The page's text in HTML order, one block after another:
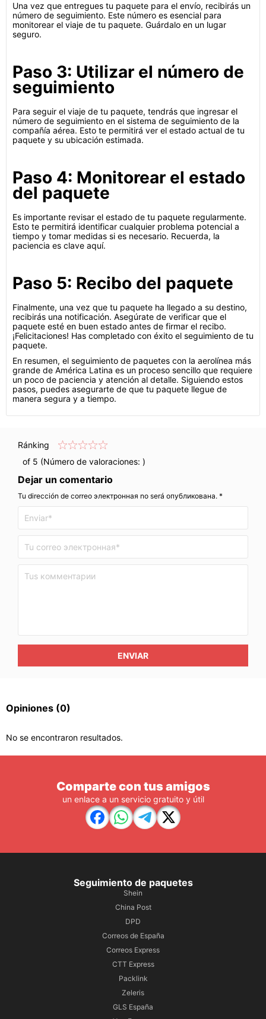
Una vez que entregues tu paquete para el envío, recibirás un
número de seguimiento. Este número es esencial para
monitorear el viaje de tu paquete. Guárdalo en un lugar
seguro.
Paso 3: Utilizar el número de
seguimiento
Para seguir el viaje de tu paquete, tendrás que ingresar el
número de seguimiento en el sistema de seguimiento de la
compañía aérea. Esto te permitirá ver el estado actual de tu
paquete y su ubicación estimada.
Paso 4: Monitorear el estado
del paquete
Es importante revisar el estado de tu paquete regularmente.
Esto te permitirá identificar cualquier problema potencial a
tiempo y tomar medidas si es necesario. Recuerda, la
paciencia es clave aquí.
Paso 5: Recibo del paquete
Finalmente, una vez que tu paquete ha llegado a su destino,
recibirás una notificación. Asegúrate de verificar que el
paquete esté en buen estado antes de firmar el recibo.
¡Felicitaciones! Has completado con éxito el seguimiento de tu
paquete.
En resumen, el seguimiento de paquetes con la aerolínea más
grande de América Latina es un proceso sencillo que requiere
un poco de paciencia y atención al detalle. Siguiendo estos
pasos, puedes asegurarte de que tu paquete llegue de
manera segura y a tiempo.
Ránking
of 5 (Número de valoraciones: )
Dejar un comentario
Tu dirección de correo электронная no será опубликована. *
ENVIAR
Opiniones (0)
No se encontraron resultados.
Comparte con tus amigos
un enlace a un servicio gratuito y útil
Seguimiento de paquetes
Shein
China Post
DPD
Correos de España
Correos Express
CTT Express
Packlink
Zeleris
GLS España